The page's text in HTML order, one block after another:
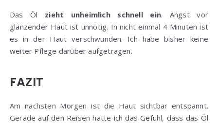
Das Öl zieht unheimlich schnell ein. Angst vor
glänzender Haut ist unnötig. In nicht einmal 4 Minuten ist
es in der Haut verschwunden. Ich habe bisher keine
weiter Pflege darüber aufgetragen.
FAZIT
Am nächsten Morgen ist die Haut sichtbar entspannt.
Gerade auf den Reisen hatte ich das Gefühl, dass das Öl